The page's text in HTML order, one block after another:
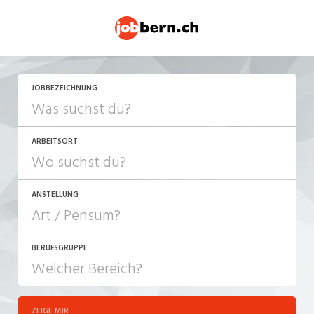
JOBBEZEICHNUNG
ARBEITSORT
ANSTELLUNG
JOB-TYP
Festanstellung
BERUFSGRUPPE
ZEIGE MIR